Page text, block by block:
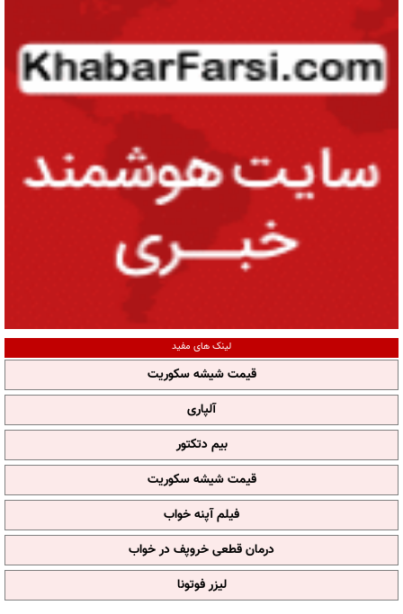
لینک های مفید
قیمت شیشه سکوریت
آلپاری
بیم دتکتور
قیمت شیشه سکوریت
فیلم آپنه خواب
درمان قطعی خروپف در خواب
لیزر فوتونا